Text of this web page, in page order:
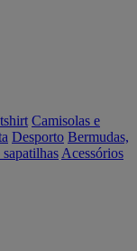
Camisolas e
Desporto Bermudas,
Acessórios